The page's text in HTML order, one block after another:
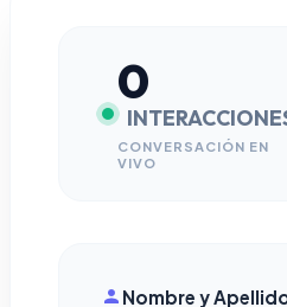
0
CONVERSACIÓN EN
VIVO
Nombre y